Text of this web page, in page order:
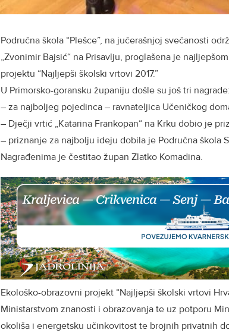
Područna škola “Plešce”, na jučerašnjoj svečanosti
„Zvonimir Bajsić“ na Prisavlju, proglašena je
projektu “Najljepši školski vrtovi 2017.”
U Primorsko-goransku županiju došle su još tri nagrade:
– za najboljeg pojedinca – ravnateljica Učeničkog
– Dječji vrtić „Katarina Frankopan“ na Krku dobio je
– priznanje za najbolju ideju dobila je Područna škola
Nagrađenima je čestitao župan Zlatko Komadina.
Ekološko-obrazovni projekt “Najljepši školski vrtovi
Ministarstvom znanosti i obrazovanja te uz potporu
okoliša i energetsku učinkovitost te brojnih privatnih